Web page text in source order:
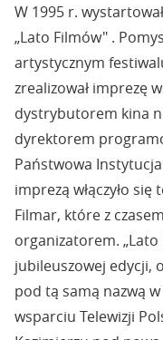
W 1995 r.
„Lato Filmów" .
artystycznym
zrealizował imprezę
dystrybutorem kina
dyrektorem
Państwowa
imprezą włączyło
Filmar, które z
organizatorem. „Lato
jubileuszowej edycji,
pod tą samą nazwą
wsparciu Telewizji